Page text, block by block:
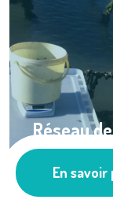
Réseau
la ...
En savoir